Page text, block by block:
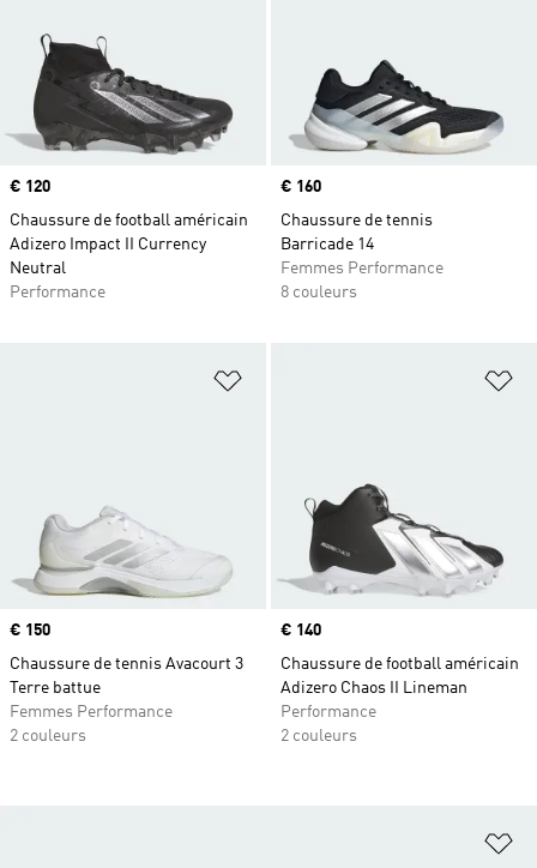
Prix
€ 120
Chaussure de football américain
Adizero Impact II Currency
Neutral
Performance
Prix
€ 160
Chaussure de tennis
Barricade 14
Femmes Performance
8 couleurs
Ajouter à la Liste de produits
Prix
€ 150
Chaussure de tennis Avacourt 3
Terre battue
Femmes Performance
2 couleurs
Prix
€ 140
Chaussure de football américain
Adizero Chaos II Lineman
Performance
2 couleurs